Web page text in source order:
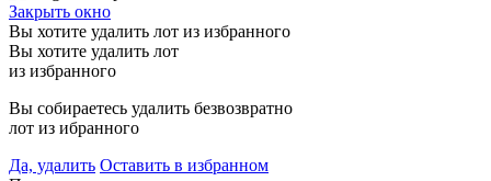
Закрыть окно
Вы хотите удалить лот из избранного
Вы хотите удалить лот
из избранного
Вы собираетесь удалить безвозвратно
лот из ибранного
Да, удалить Оставить в избранном